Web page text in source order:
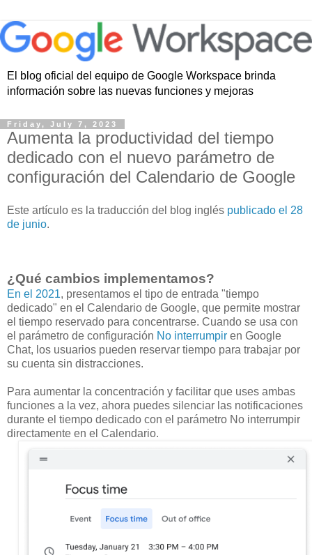
El blog oficial del equipo de Google Workspace brinda
información sobre las nuevas funciones y mejoras
Friday, July 7, 2023
Aumenta la productividad del tiempo
dedicado con el nuevo parámetro de
configuración del Calendario de Google
Este artículo es la traducción del blog inglés publicado el 28
de junio.
¿Qué cambios implementamos?
En el 2021, presentamos el tipo de entrada "tiempo
dedicado" en el Calendario de Google, que permite mostrar
el tiempo reservado para concentrarse. Cuando se usa con
el parámetro de configuración No interrumpir en Google
Chat, los usuarios pueden reservar tiempo para trabajar por
su cuenta sin distracciones.
Para aumentar la concentración y facilitar que uses ambas
funciones a la vez, ahora puedes silenciar las notificaciones
durante el tiempo dedicado con el parámetro No interrumpir
directamente en el Calendario.